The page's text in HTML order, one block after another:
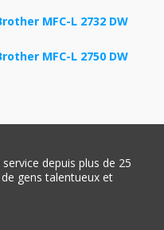
MFC-L 2732 DW
MFC-L 2750 DW
depuis plus de 25
gens talentueux et